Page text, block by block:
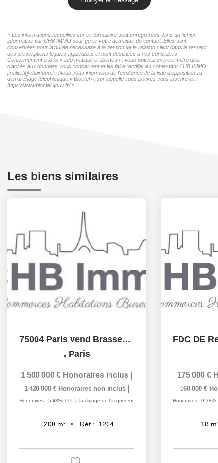
« Les informations recueillies sur ce formulaire sont enregistrées dans un fichier
informatisé par CHB IMMO pour gérer votre demande de contact. Elles sont
conservées pour la durée nécessaire à la gestion de la relation client dans le respect
des prescriptions légales applicables et sont destinées à nos conseillers
Conformément à la loi « informatique et libertés », vous pouvez exercer votre droit
d'accès aux données vous concernant et les faire rectifier en contactant CHB IMMO
j.naldet@chbimmo.fr. Nous vous informons de l'existence de la liste d'opposition au
démarchage téléphonique « Bloctel », sur laquelle vous pouvez vous inscrire ici :
https://www.bloctel.gouv.fr/»
Les biens similaires
75004 Paris vend Brasserie 200 m2 avec 70 places en Terrasse
, Paris
1 500 000 € Honoraires inclus
1 420 000 € Honoraires non inclus
Honoraires : 5,63% TTC à la charge de l'acquéreur
200 m² Réf : 1264
175 000 €
160 000 €
Honoraires : 9,38%
18